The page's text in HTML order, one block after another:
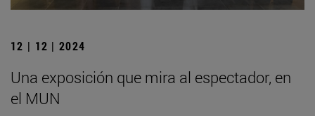
12 | 12 | 2024
Una exposición que mira al espectador, en
el MUN